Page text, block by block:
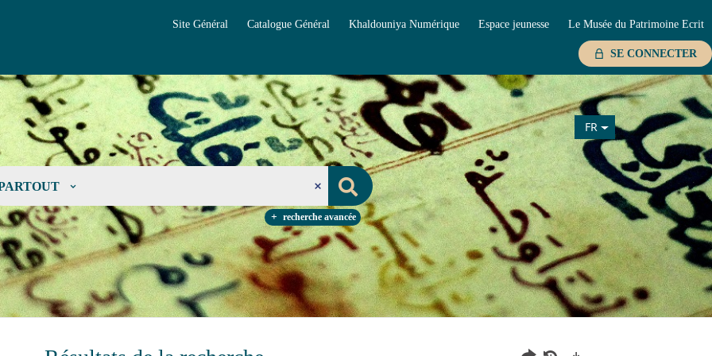
Site Général Catalogue Général Khaldouniya Numérique Espace jeunesse Le Musée du Patrimoine Ecrit
SE CONNECTER
recherche avancée
FR